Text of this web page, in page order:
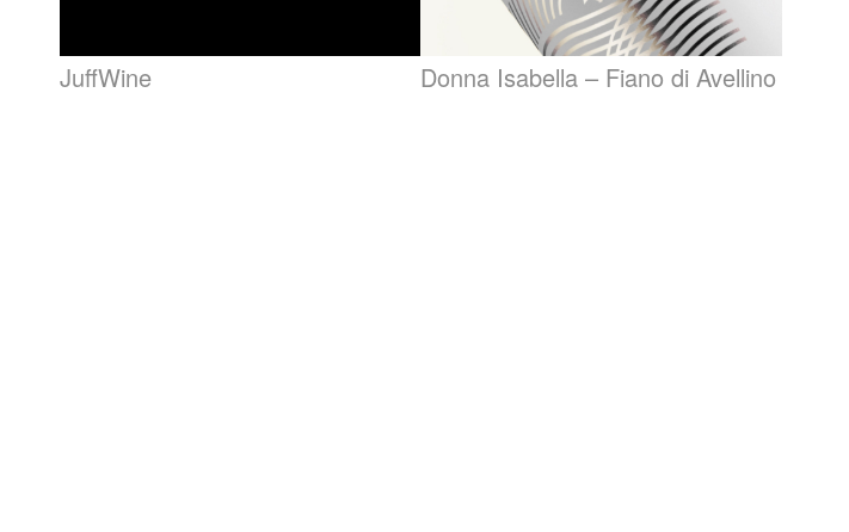
JuffWine Donna Isabella – Fiano di Avellino